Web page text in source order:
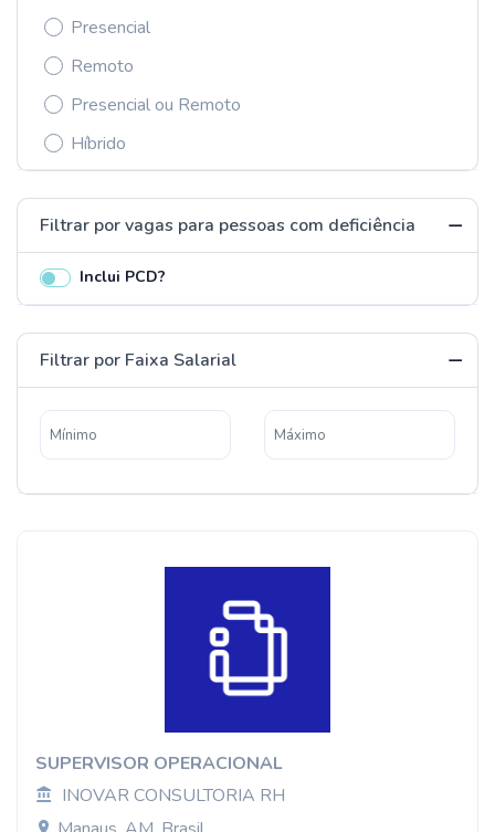
Presencial
Remoto
Presencial ou Remoto
Híbrido
Filtrar por vagas para pessoas com deficiência
Inclui PCD?
Filtrar por Faixa Salarial
SUPERVISOR OPERACIONAL
INOVAR CONSULTORIA RH